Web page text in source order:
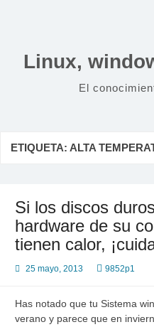
Linux,
El
ETIQUETA: ALTA
Si los discos
hardware de su
tienen calor,
25 mayo, 2013 9852p1
Has notado que tu Sistema
verano y parece que en